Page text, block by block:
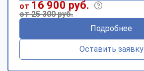
от 16 900 руб.
от 25 300 руб.
Подробнее
Оставить заявку